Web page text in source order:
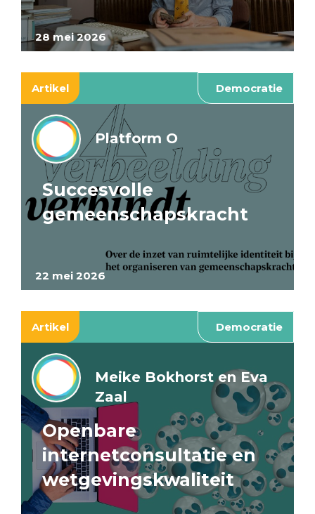
28 mei 2026
Artikel Democratie
22 mei 2026
Platform O
Succesvolle
gemeenschapskracht
Artikel Democratie
Meike Bokhorst en Eva
Zaal
Openbare
internetconsultatie en
wetgevingskwaliteit